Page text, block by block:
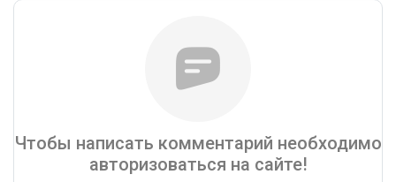
Чтобы написать комментарий необходимо
авторизоваться на сайте!